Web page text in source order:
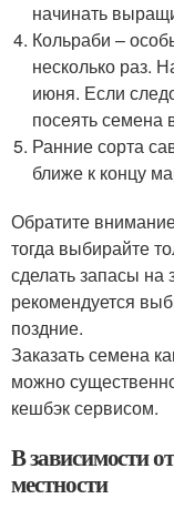
начинать
Кольраби –
несколько раз.
июня. Если
посеять семена
Ранние сорта
ближе к концу
Обратите
тогда выбирайте
сделать запасы на
рекомендуется
поздние.
Заказать семена
можно
кешбэк сервисом.
В зависимости
местности